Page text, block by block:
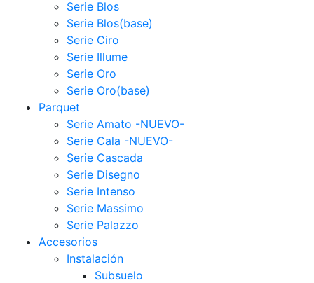
Serie Blos
Serie Blos(base)
Serie Ciro
Serie Illume
Serie Oro
Serie Oro(base)
Parquet
Serie Amato -NUEVO-
Serie Cala -NUEVO-
Serie Cascada
Serie Disegno
Serie Intenso
Serie Massimo
Serie Palazzo
Accesorios
Instalación
Subsuelo